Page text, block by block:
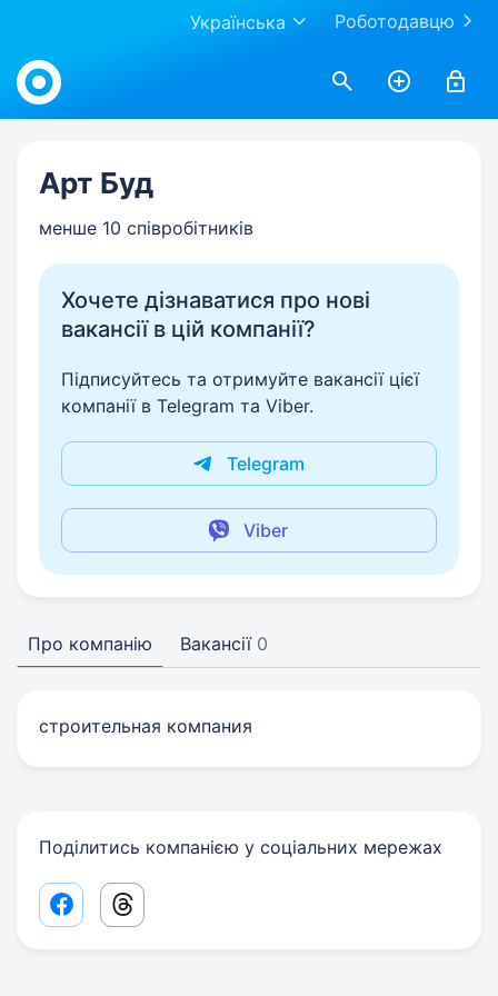
Роботодавцю
Українська
Work.ua
Арт Буд
менше 10 співробітників
Хочете дізнаватися про нові
вакансії в цій компанії?
Підписуйтесь та отримуйте вакансії цієї
компанії в Telegram та Viber.
Telegram
Viber
Про компанію Вакансії 0
строительная компания
Поділитись компанією у соціальних мережах
Facebook share link
Threads share link